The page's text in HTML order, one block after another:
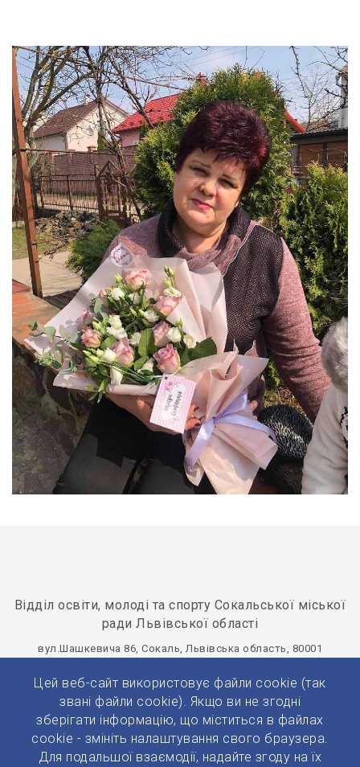
Цей веб-сайт використовує файли cookie (так
звані файли cookie). Якщо ви не згодні
зберігати інформацію, що міститься в файлах
cookie - змініть налаштування свого браузера.
Для подальшої взаємодії, надайте згоду на їх
Відділ освіти, молоді та спорту Сокальської міської
ради Львівської області
вул.Шашкевича 86, Сокаль, Львівська область, 80001
Панель управління